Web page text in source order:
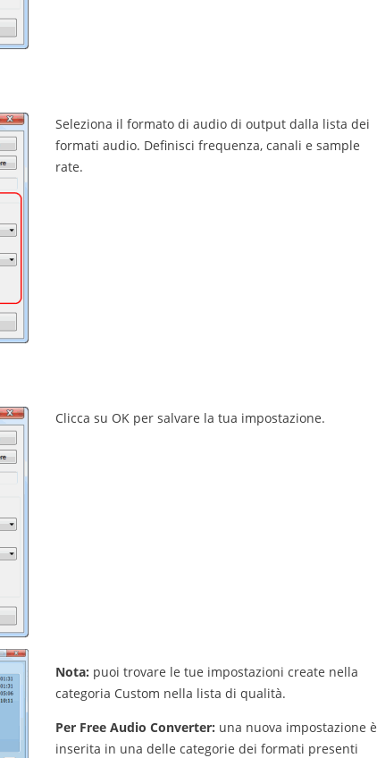
Seleziona il formato di audio di output dalla lista dei
formati audio. Definisci frequenza, canali e sample
rate.
Clicca su OK per salvare la tua impostazione.
Nota: puoi trovare le tue impostazioni create nella
categoria Custom nella lista di qualità.
Per Free Audio Converter: una nuova impostazione è
inserita in una delle categorie dei formati presenti